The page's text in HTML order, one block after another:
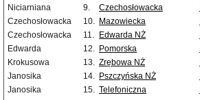
Niciarniana
9. Czechosłowacka
Czechosłowacka
10. Mazowiecka
Czechosłowacka
11. Edwarda NŻ
Edwarda
12. Pomorska
Krokusowa
13. Zrębowa NŻ
Janosika
14. Pszczyńska NŻ
Janosika
15. Telefoniczna